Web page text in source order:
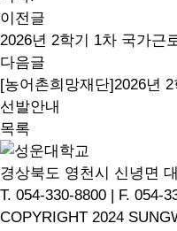
이전글
2026년 2학기 1차 국가근
다음글
[농어촌희망재단]2026년
선발안내
목록
경상북도 영천시 신녕면
T. 054-330-8800 | F. 054-
COPYRIGHT 2024